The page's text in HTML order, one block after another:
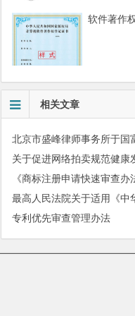
软件著作
相关文章
关于促进网络拍卖规范健康
《商标注册申请快速审查办
专利优先审查管理办法